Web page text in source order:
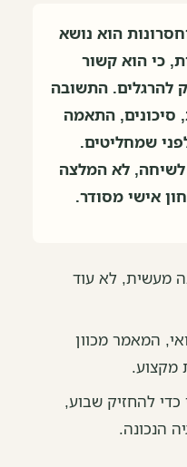
הוא נושא
כי הוא קשור
להרגלים. התשובה
סיכונים, התאמה
שמחליטים.
לא המלצה
אישי מסודר.
מעשית, לא עוד
המאמר מכוון
מקצוע.
כדי להחזיק שבוע,
הנכונה.